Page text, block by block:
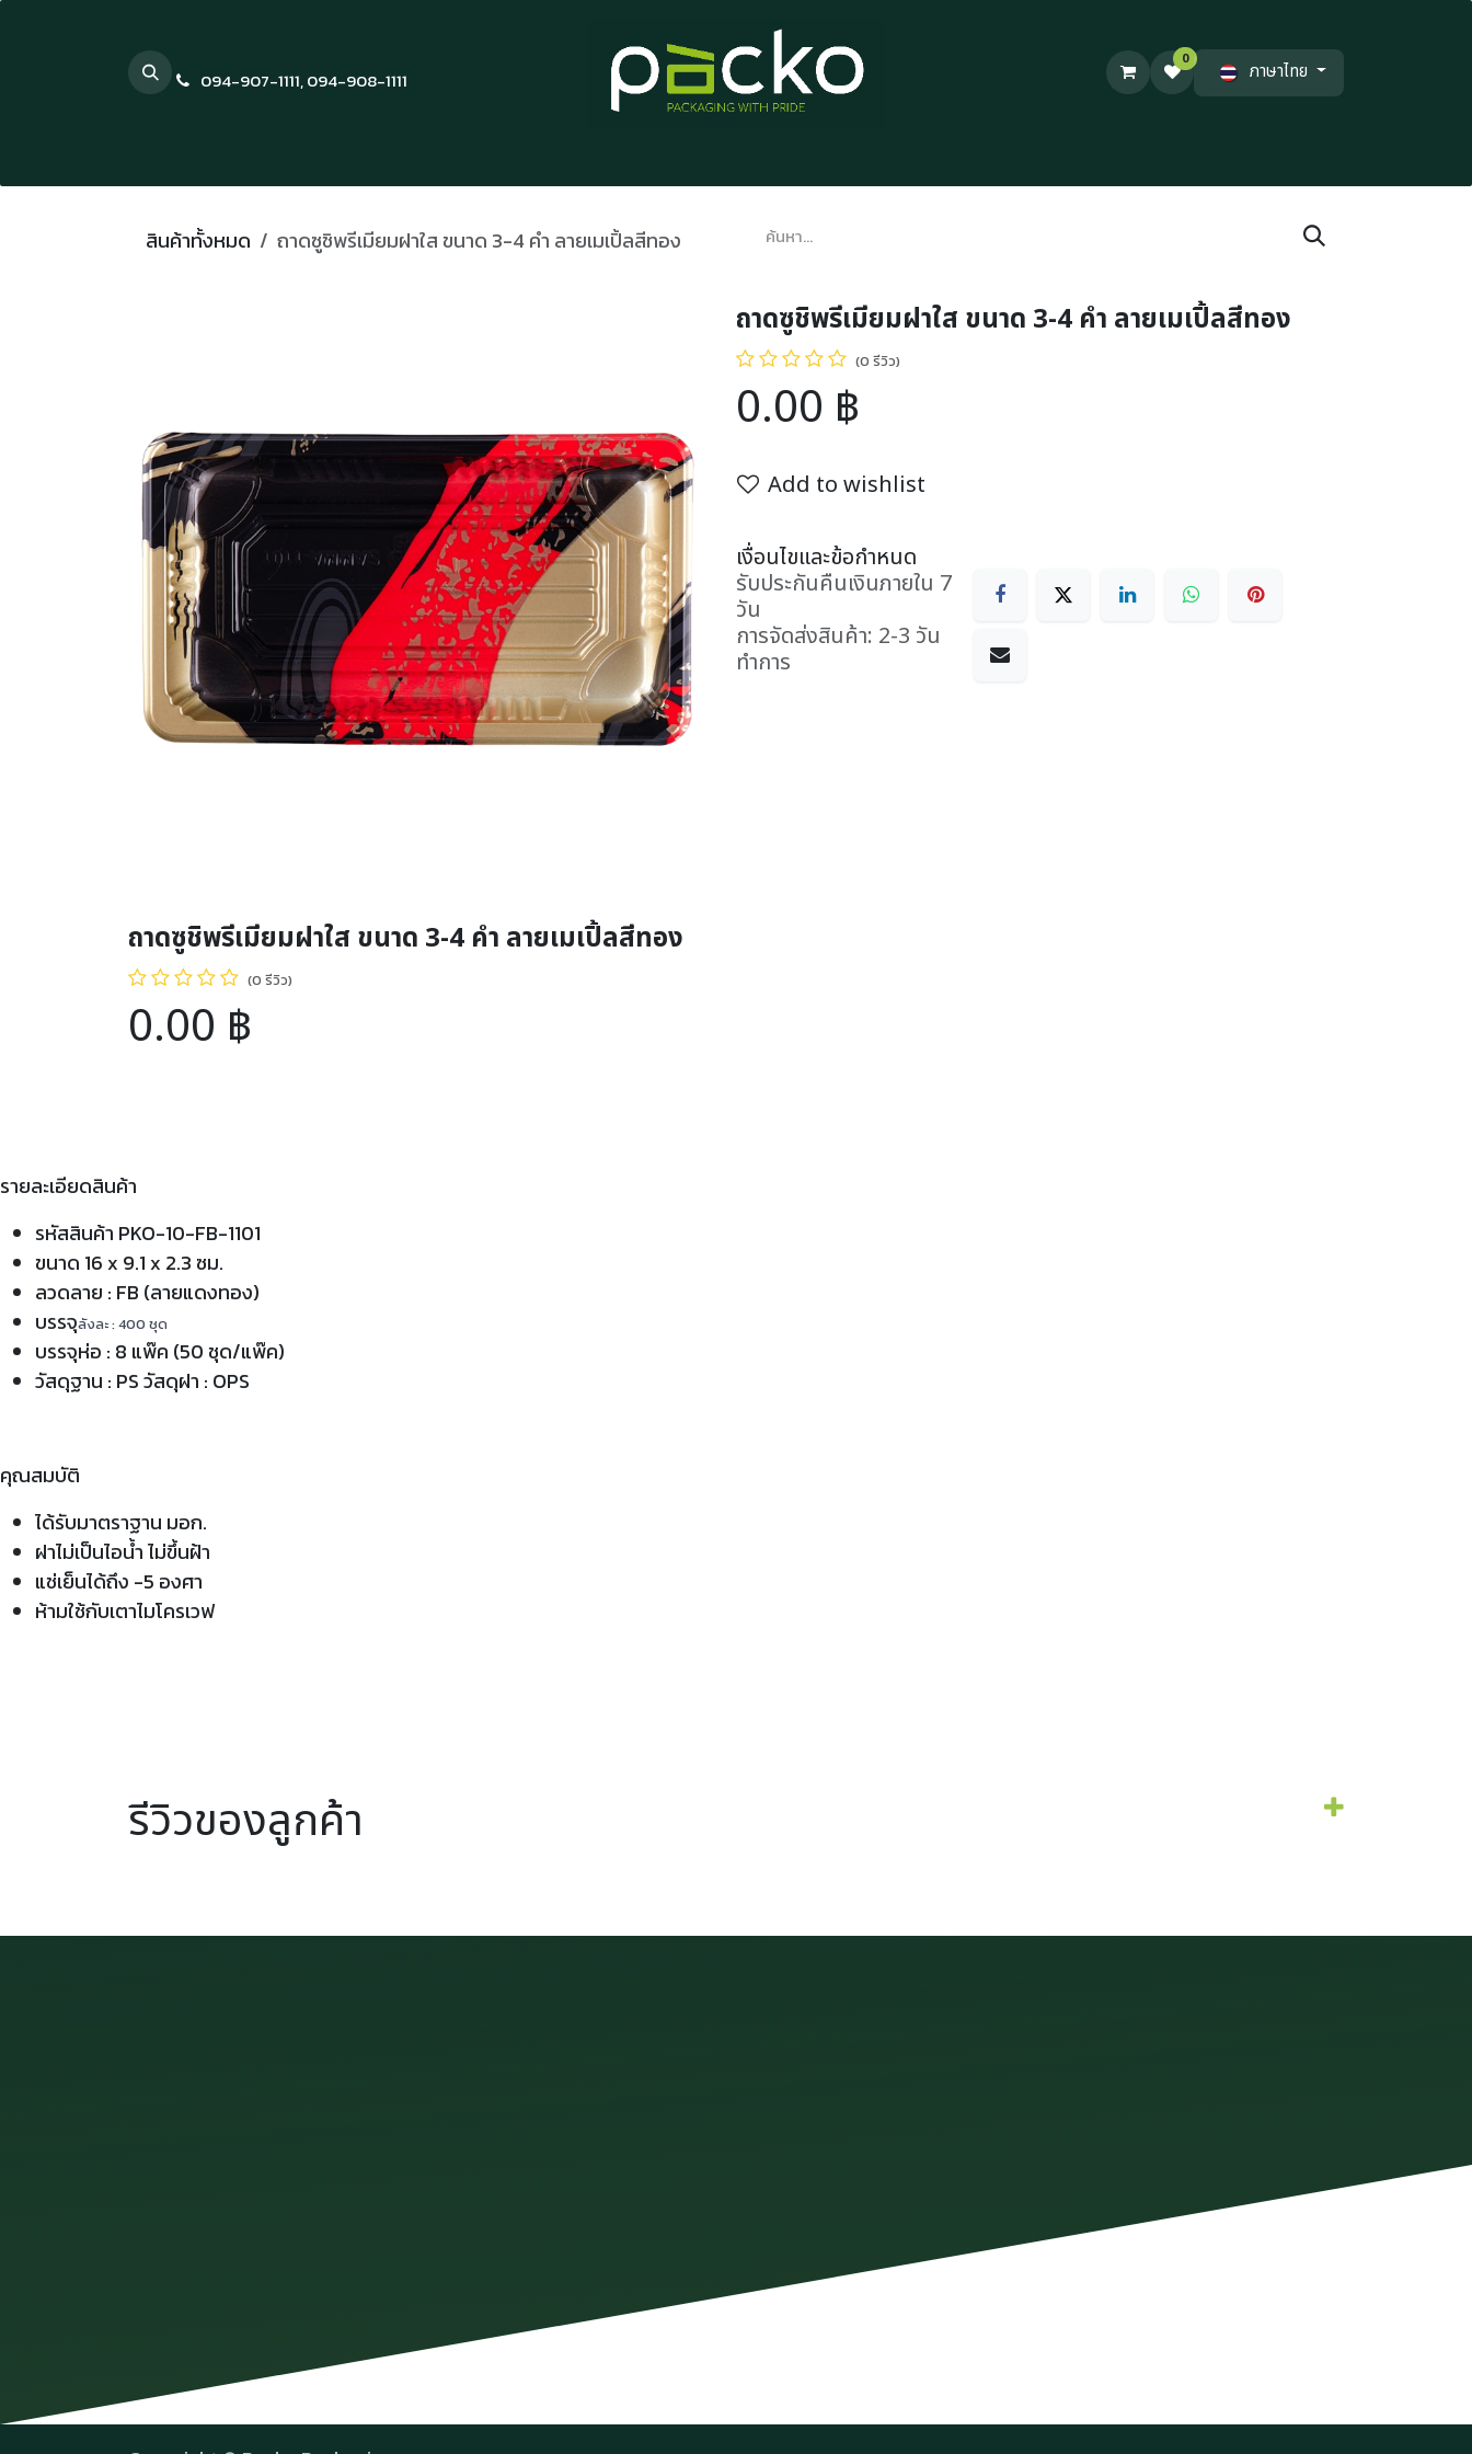
094-907-1111,094-908-1111
0
ภาษาไทย
สินค้าทั้งหมด ถาดซูชิพรีเมียมฝาใส ขนาด 3-4 คำ ลายเมเปิ้ลสีทอง
ถาดซูชิพรีเมียมฝาใส ขนาด 3-4 คำ ลายเมเปิ้ลสีทอง
(0 รีวิว)
0.00 ฿
Add to wishlist
เงื่อนไขและข้อกำหนด
รับประกันคืนเงินภายใน 7
วัน
การจัดส่งสินค้า: 2-3 วัน
ทำการ
ถาดซูชิพรีเมียมฝาใส ขนาด 3-4 คำ ลายเมเปิ้ลสีทอง
(0 รีวิว)
0.00 ฿
รายละเอียดสินค้า
รหัสสินค้า PKO-10-FB-1101
ขนาด 16 x 9.1 x 2.3 ซม.
ลวดลาย : FB (ลายแดงทอง)
บรรจุลังละ : 400 ชุด
บรรจุห่อ : 8 แพ๊ค (50 ชุด/แพ๊ค)
วัสดุฐาน : PS วัสดุฝา : OPS
คุณสมบัติ
ได้รับมาตราฐาน มอก.
ฝาไม่เป็นไอน้ำ ไม่ขึ้นฝ้า
แช่เย็นได้ถึง -5 องศา
ห้ามใช้กับเตาไมโครเวฟ
รีวิวของลูกค้า